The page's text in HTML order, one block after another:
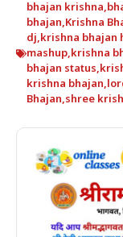
bhajan krishna,
bhajan,Krishna
dj,krishna bhajan
mashup,krishna
bhajan status,
krishna bhajan,
Bhajan,shree